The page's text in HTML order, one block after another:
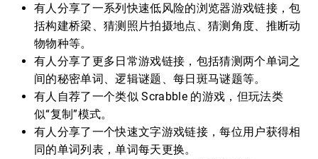
有人分享了一系列快速低风险的浏览器游戏链接，包
括构建桥梁、猜测照片拍摄地点、猜测角度、推断动
物物种等。
有人分享了更多日常游戏链接，包括猜测两个单词之
间的秘密单词、逻辑谜题、每日斑马谜题等。
有人自荐了一个类似 Scrabble 的游戏，但玩法类
似“复制”模式。
有人分享了一个快速文字游戏链接，每位用户获得相
同的单词列表，单词每天更换。